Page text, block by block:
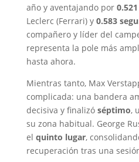
año y aventajando por
Leclerc (Ferrari) y 0.583
compañero y líder del
representa la pole más
hasta ahora.
Mientras tanto, Max
complicada: una bandera
decisiva y finalizó séptimo,
su zona habitual. George
el quinto lugar,
recuperación tras una